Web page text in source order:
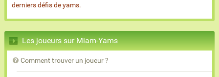
derniers défis de yams.
Les joueurs sur Miam-Yams
Comment trouver un joueur ?